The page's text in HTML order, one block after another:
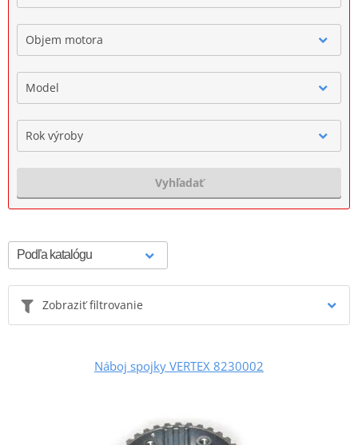
Objem motora
Model
Rok výroby
Vyhľadať
Zobraziť filtrovanie
Náboj spojky VERTEX 8230002